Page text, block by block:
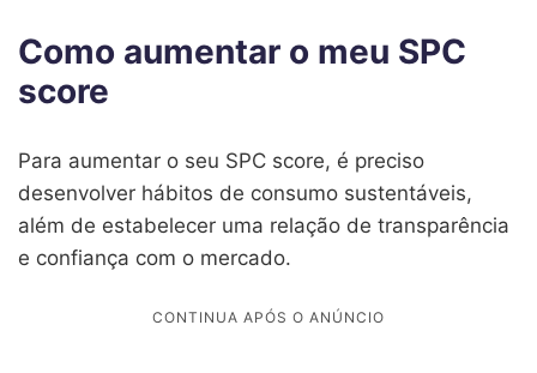
Como aumentar o meu SPC
score
Para aumentar o seu SPC score, é preciso
desenvolver hábitos de consumo sustentáveis,
além de estabelecer uma relação de transparência
e confiança com o mercado.